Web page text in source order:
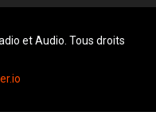
et Audio. Tous droits